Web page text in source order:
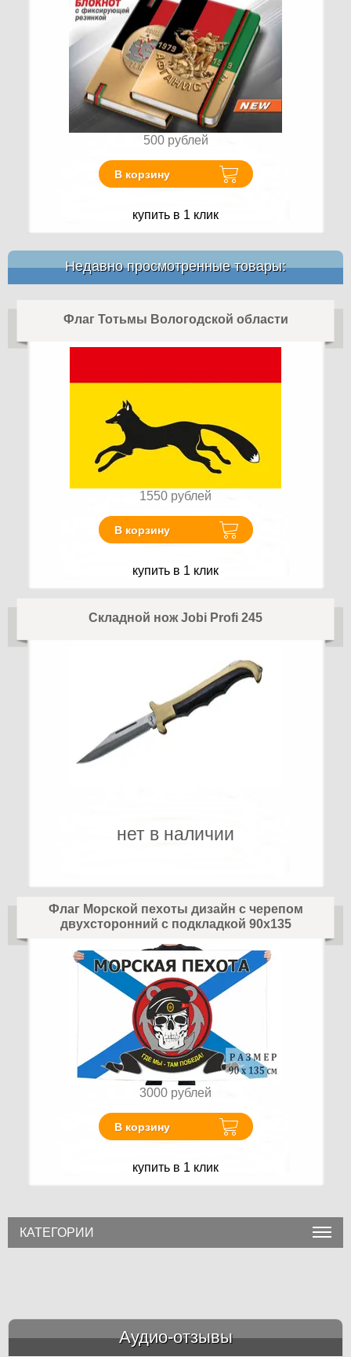
500 рублей
В корзину
купить в 1 клик
Недавно просмотренные товары:
Флаг Тотьмы Вологодской области
1550 рублей
В корзину
купить в 1 клик
Складной нож Jobi Profi 245
нет в наличии
Флаг Морской пехоты дизайн с черепом
двухсторонний с подкладкой 90х135
3000 рублей
В корзину
купить в 1 клик
КАТЕГОРИИ
Аудио-отзывы